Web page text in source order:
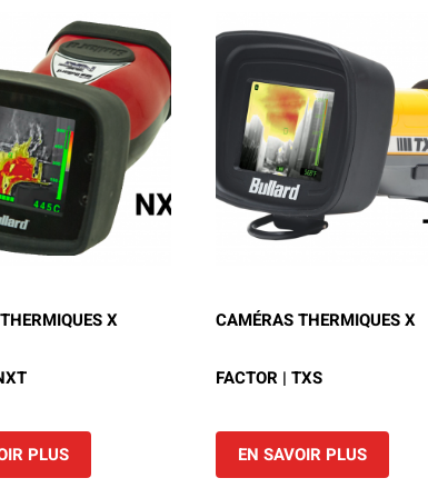
X
PLUS
CAMÉRAS THERMIQUES X
FACTOR | TXS
EN SAVOIR PLUS